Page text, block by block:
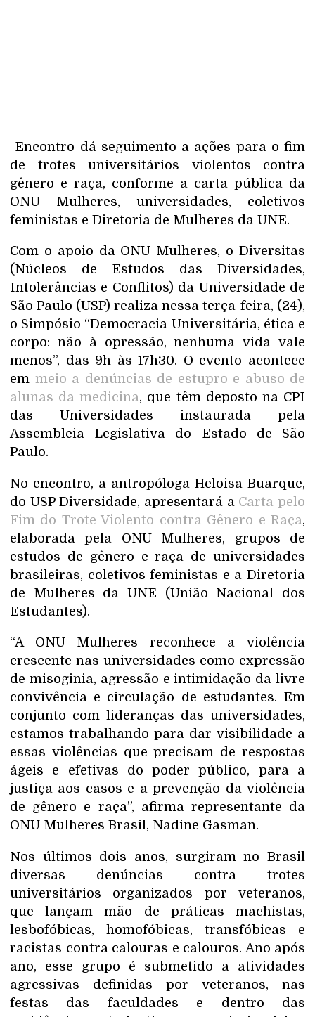
Encontro dá seguimento a ações para o fim
de trotes universitários violentos contra
gênero e raça, conforme a carta pública da
ONU Mulheres, universidades, coletivos
feministas e Diretoria de Mulheres da UNE.
Com o apoio da ONU Mulheres, o Diversitas
(Núcleos de Estudos das Diversidades,
Intolerâncias e Conflitos) da Universidade de
São Paulo (USP) realiza nessa terça-feira, (24),
o Simpósio “Democracia Universitária, ética e
corpo: não à opressão, nenhuma vida vale
menos”, das 9h às 17h30. O evento acontece
em meio a denúncias de estupro e abuso de
alunas da medicina, que têm deposto na CPI
das Universidades instaurada pela
Assembleia Legislativa do Estado de São
Paulo.
No encontro, a antropóloga Heloisa Buarque,
do USP Diversidade, apresentará a Carta pelo
Fim do Trote Violento contra Gênero e Raça,
elaborada pela ONU Mulheres, grupos de
estudos de gênero e raça de universidades
brasileiras, coletivos feministas e a Diretoria
de Mulheres da UNE (União Nacional dos
Estudantes).
“A ONU Mulheres reconhece a violência
crescente nas universidades como expressão
de misoginia, agressão e intimidação da livre
convivência e circulação de estudantes. Em
conjunto com lideranças das universidades,
estamos trabalhando para dar visibilidade a
essas violências que precisam de respostas
ágeis e efetivas do poder público, para a
justiça aos casos e a prevenção da violência
de gênero e raça”, afirma representante da
ONU Mulheres Brasil, Nadine Gasman.
Nos últimos dois anos, surgiram no Brasil
diversas denúncias contra trotes
universitários organizados por veteranos,
que lançam mão de práticas machistas,
lesbofóbicas, homofóbicas, transfóbicas e
racistas contra calouras e calouros. Ano após
ano, esse grupo é submetido a atividades
agressivas definidas por veteranos, nas
festas das faculdades e dentro das